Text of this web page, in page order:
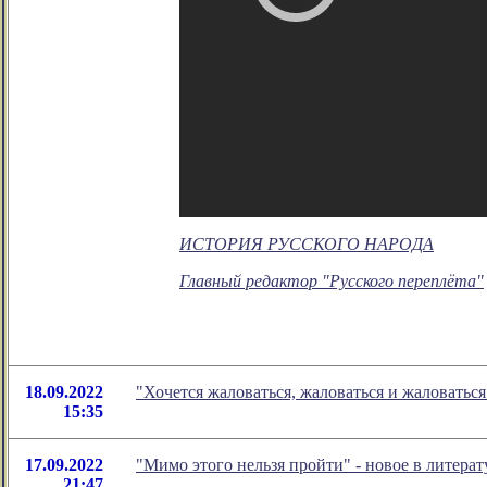
ИСТОРИЯ РУССКОГО НАРОДА
Главный редактор "Русского переплёта"
18.09.2022
15:35
"Хочется жаловаться, жаловаться и
17.09.2022
"Мимо этого нельзя пройти" - новое в